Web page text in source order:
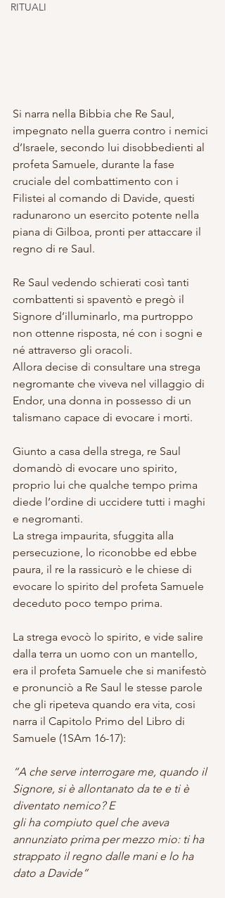
RITUALI
Si narra nella Bibbia che Re Saul,
impegnato nella guerra contro i nemici
d’Israele, secondo lui disobbedienti al
profeta Samuele, durante la fase
cruciale del combattimento con i
Filistei al comando di Davide, questi
radunarono un esercito potente nella
piana di Gilboa, pronti per attaccare il
regno di re Saul.
Re Saul vedendo schierati così tanti
combattenti si spaventò e pregò il
Signore d’illuminarlo, ma purtroppo
non ottenne risposta, né con i sogni e
né attraverso gli oracoli.
Allora decise di consultare una strega
negromante che viveva nel villaggio di
Endor, una donna in possesso di un
talismano capace di evocare i morti.
Giunto a casa della strega, re Saul
domandò di evocare uno spirito,
proprio lui che qualche tempo prima
diede l’ordine di uccidere tutti i maghi
e negromanti.
La strega impaurita, sfuggita alla
persecuzione, lo riconobbe ed ebbe
paura, il re la rassicurò e le chiese di
evocare lo spirito del profeta Samuele
deceduto poco tempo prima.
La strega evocò lo spirito, e vide salire
dalla terra un uomo con un mantello,
era il profeta Samuele che si manifestò
e pronunciò a Re Saul le stesse parole
che gli ripeteva quando era vita, cosi
narra il Capitolo Primo del Libro di
Samuele (1SAm 16-17):
“A che serve interrogare me, quando il
Signore, si è allontanato da te e ti è
diventato nemico? E
gli ha compiuto quel che aveva
annunziato prima per mezzo mio: ti ha
strappato il regno dalle mani e lo ha
dato a Davide”